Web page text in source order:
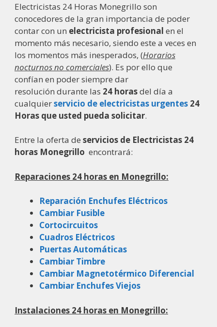
Electricistas 24 Horas Monegrillo son
conocedores de la gran importancia de poder
contar con un electricista profesional en el
momento más necesario, siendo este a veces en
los momentos más inesperados, (Horarios
nocturnos no comerciales). Es por ello que
confían en poder siempre dar
resolución durante las 24 horasdel día a
cualquierservicio de electricistas urgentes 24
Horas que usted pueda solicitar.
Entre la oferta de servicios de Electricistas 24
horas Monegrillo encontrará:
Reparaciones 24 horas en Monegrillo:
Reparación Enchufes Eléctricos
Cambiar Fusible
Cortocircuitos
Cuadros Eléctricos
Puertas Automáticas
Cambiar Timbre
Cambiar Magnetotérmico Diferencial
Cambiar Enchufes Viejos
Instalaciones 24 horas en Monegrillo: